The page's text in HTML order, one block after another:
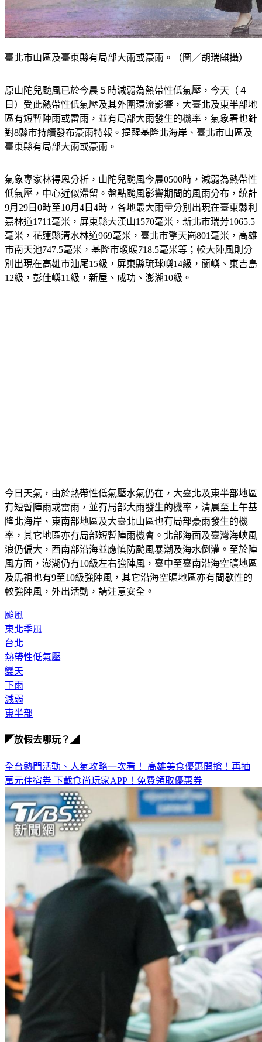
日）受此熱帶性低氣壓及其外圍環流影響，大臺北及東半部地
區有短暫陣雨或雷雨，並有局部大雨發生的機率，氣象署也針
對8縣市持續發布豪雨特報。提醒基隆北海岸、臺北市山區及
臺東縣有局部大雨或豪雨。
低氣壓，中心近似滯留。盤點颱風影響期間的風雨分布，統計
9月29日0時至10月4日4時，各地最大雨量分別出現在臺東縣利
嘉林道1711毫米，屏東縣大漢山1570毫米，新北市瑞芳1065.5
毫米，花蓮縣清水林道969毫米，臺北市擎天崗801毫米，高雄
市南天池747.5毫米，基隆市暖暖718.5毫米等；較大陣風則分
別出現在高雄市汕尾15級，屏東縣琉球嶼14級，蘭嶼、東吉島
12級，彭佳嶼11級，新屋、成功、澎湖10級。
有短暫陣雨或雷雨，並有局部大雨發生的機率，清晨至上午基
隆北海岸、東南部地區及大臺北山區也有局部豪雨發生的機
率，其它地區亦有局部短暫陣雨機會。北部海面及臺灣海峽風
浪仍偏大，西南部沿海並應慎防颱風暴潮及海水倒灌。至於陣
風方面，澎湖仍有10級左右強陣風，臺中至臺南沿海空曠地區
及馬祖也有9至10級強陣風，其它沿海空曠地區亦有間歇性的
較強陣風，外出活動，請注意安全。
東北季風
台北
熱帶性低氣壓
變天
下雨
減弱
東半部
萬元住宿券下載食尚玩家APP！免費領取優惠券